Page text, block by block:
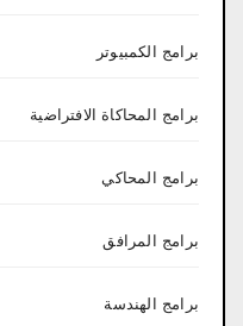
برامج الكمبيوتر
برامج المحاكاة الافتراضية
برامج المحاكي
برامج المرافق
برامج الهندسة